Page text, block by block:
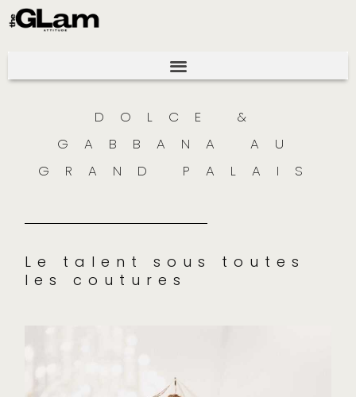
DOLCE &
GABBANA AU
GRAND PALAIS
Le talent sous toutes
les coutures